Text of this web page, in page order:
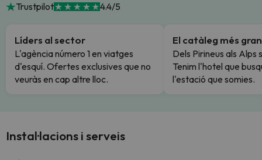
Trustpilot 4.4/5
Líders al sector
L'agència número 1 en viatges
d'esquí. Ofertes exclusives que no
veuràs en cap altre lloc.
El catàleg més gran
Dels Pirineus als Alps
Tenim l'hotel que
l'estació que somies.
Instal·lacions i serveis